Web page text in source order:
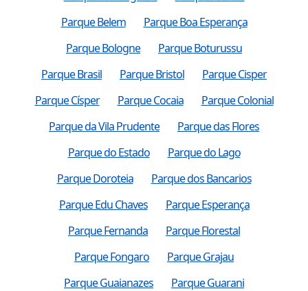
Parque Belem
Parque Boa Esperança
Parque Bologne
Parque Boturussu
Parque Brasil
Parque Bristol
Parque Cisper
Parque Císper
Parque Cocaia
Parque Colonial
Parque da Vila Prudente
Parque das Flores
Parque do Estado
Parque do Lago
Parque Doroteia
Parque dos Bancarios
Parque Edu Chaves
Parque Esperança
Parque Fernanda
Parque Florestal
Parque Fongaro
Parque Grajau
Parque Guaianazes
Parque Guarani